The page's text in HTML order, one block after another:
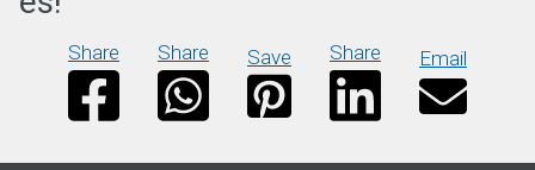
Share Share Save Share Email